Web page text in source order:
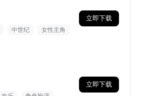
中世纪 女性主角
立即下载
立即下载